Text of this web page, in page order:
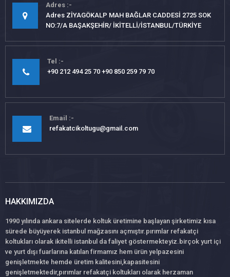
Adres
Adres ZİYAGÖKALP MAH BAĞLAR CADDESİ 2725 SOK
NO:7/A BAŞAKŞEHİR/ İKİTELLİ/İSTANBUL/TÜRKİYE
Tel
+90 212 494 25 70 +90 850 259 79 70
Email
refakatcikoltugu@gmail.com
HAKKIMIZDA
1990 yılında ankara sitelerde koltuk üretimine başlayan şirketimiz kısa
sürede büyüyerek istanbul mağzasını açmıştır.pırımlar refakatçi
koltukları olarak ikitelli istanbul da faliyet göstermekteyiz.birçok yurt içi
ve yurt dışı fuarlarına katılan firmamız hem ürün yelpazesini
genişletmekte hemde üretim kalitesini,kapasitesini
genişletmektedir,pırımlar refakatçi koltukları olarak herzaman